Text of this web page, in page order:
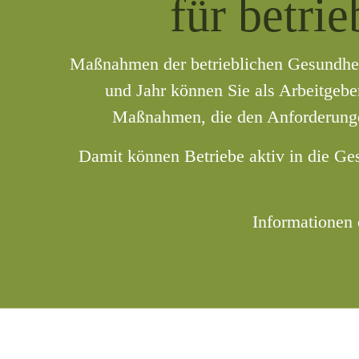
für
Maßnahmen der betrieblichen
und Jahr können Sie als
Maßnahmen, die den
Damit können Betriebe aktiv in die
Informationen